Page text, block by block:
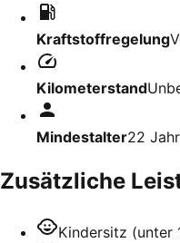
Kraftstoffregelung
Kilometerstand
Mindestalter22
Zusätzliche
Kindersitz (unter